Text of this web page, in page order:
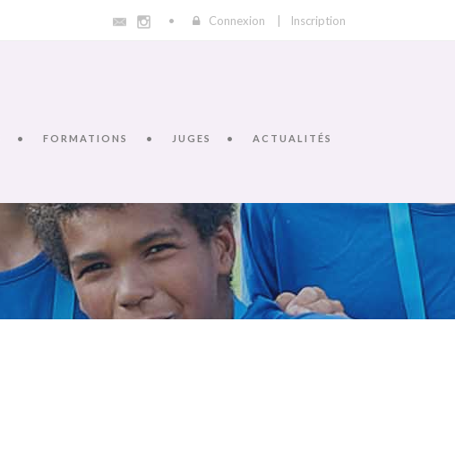
Connexion Inscription
FORMATIONS JUGES ACTUALITÉS